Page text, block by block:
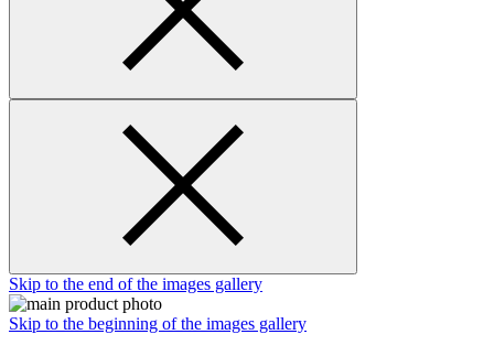
Skip to the end of the images gallery
Skip to the beginning of the images gallery